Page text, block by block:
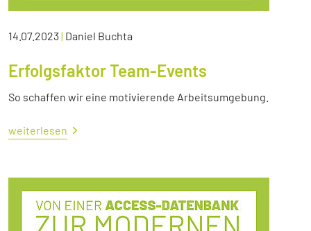
14.07.2023| Daniel Buchta
Erfolgsfaktor Team-Events
So schaffen wir eine motivierende Arbeitsumgebung.
weiterlesen